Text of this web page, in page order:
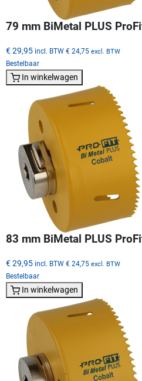
79 mm BiMetal PLUS
€ 29,95 incl. BTW € 24,75 excl. BTW
Bestelbaar
In winkelwagen
83 mm BiMetal PLUS
€ 29,95 incl. BTW € 24,75 excl. BTW
Bestelbaar
In winkelwagen